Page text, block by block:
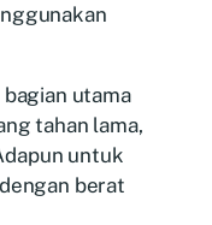
utama
tahan lama,
untuk
berat